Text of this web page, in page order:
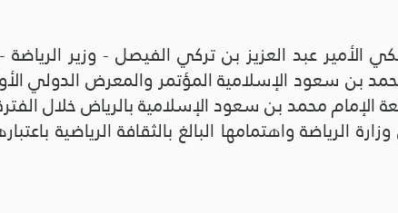
الأمير عبد العزيز بن تركي الفيصل - وزير
بن سعود الإسلامية المؤتمر والمعرض الدولي
محمد بن سعود الإسلامية بالرياض خلال الفترة من 27 إلى 29
الرياضة واهتمامها البالغ بالثقافة الرياضية